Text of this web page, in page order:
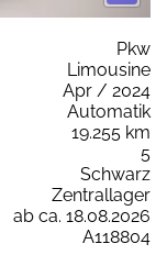
Pkw
Limousine
Apr / 2024
Automatik
19.255 km
5
Schwarz
Zentrallager
ab ca. 18.08.2026
A118804